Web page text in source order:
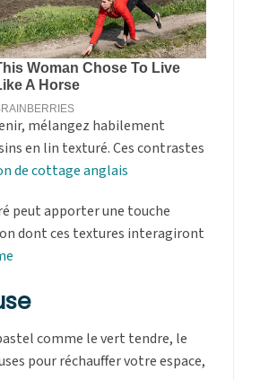
mélangez habilement
en lin texturé. Ces contrastes
de cottage anglais
peut apporter une touche
dont ces textures interagiront
comme le vert tendre, le
pour réchauffer votre espace,